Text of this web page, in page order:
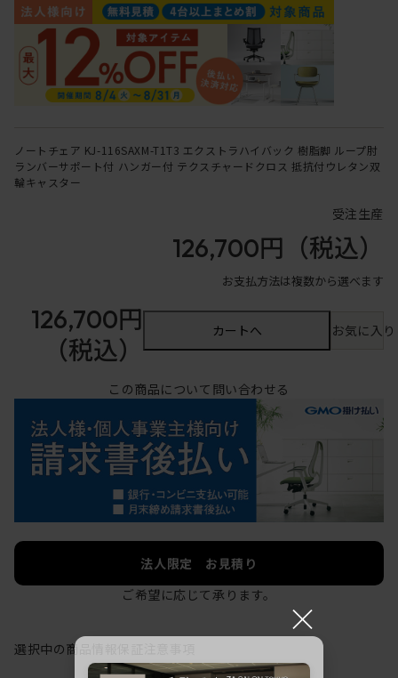
ノートチェア KJ-116SAXM-T1T3 エクストラハイバック 樹脂脚 ループ肘
ランバーサポート付 ハンガー付 テクスチャードクロス 抵抗付ウレタン双
輪キャスター
受注生産
126,700円 （税込）
お支払方法は複数から選べます
126,700円
（税込）
カートへ お気に入
この商品について問い合わせる
法人限定 お見積り
ご希望に応じて承ります。
選択中の商品情報
×